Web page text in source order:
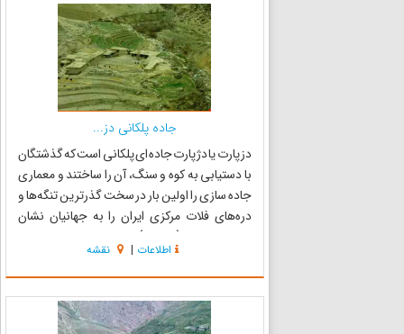
جاده پلکانی دز...
دزپارت یا دژپارت جاده ای پلکانی است که گذشتگان
با دستیابی به کوه و سنگ، آن را ساختند و معماری
جاده سازی را اولین بار در سخت گذرترین تنگه‌ها و
دره‌های فلات مرکزی ایران را به جهانیان نشان
دادند. دزپارت (دژپارت) جاده ای است با نام جاده
ابریشم کوچک که در عصر باستان،دوران مختلف
تاریخی و حتی...
اطلاعات | نقشه